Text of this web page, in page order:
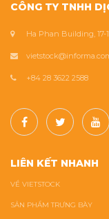
CÔNG TY TNHH
Ha Phan Building, 17-
+84 28 3622 2588
LIÊN KẾT NHANH
VỀ VIETSTOCK
SẢN PHẨM TRƯNG BÀY